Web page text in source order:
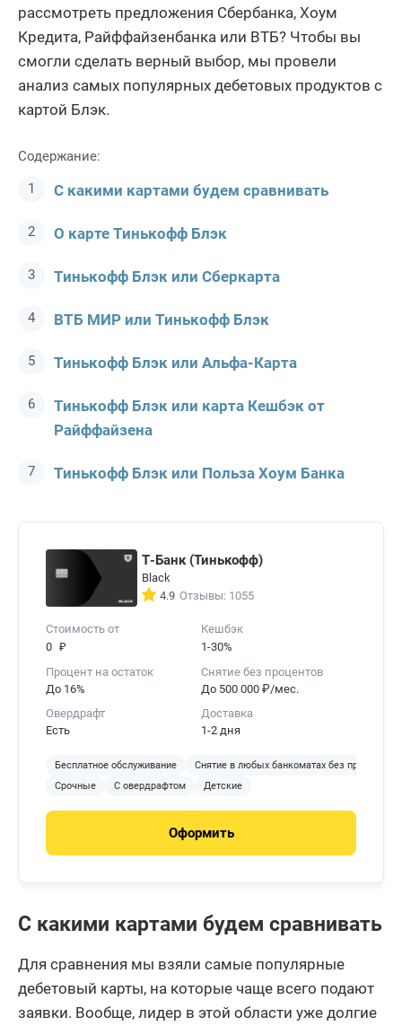
рассмотреть предложения Сбербанка, Хоум
Кредита, Райффайзенбанка или ВТБ? Чтобы вы
смогли сделать верный выбор, мы провели
анализ самых популярных дебетовых продуктов с
картой Блэк.
Содержание:
С какими картами будем сравнивать
О карте Тинькофф Блэк
Тинькофф Блэк или Сберкарта
ВТБ МИР или Тинькофф Блэк
Тинькофф Блэк или Альфа-Карта
Тинькофф Блэк или карта Кешбэк от
Райффайзена
Тинькофф Блэк или Польза Хоум Банка
Т-Банк (Тинькофф)
Black
4.9 Отзывы: 1055
Стоимость от
0 ₽
Кешбэк
1-30%
Процент на остаток
До 16%
Снятие без процентов
До 500 000 ₽/мес.
Овердрафт
Есть
Доставка
1-2 дня
Бесплатное обслуживание
Снятие в любых банкоматах без процентов
Срочные
С овердрафтом Детские
Оформить
С какими картами будем сравнивать
Для сравнения мы взяли самые популярные
дебетовый карты, на которые чаще всего подают
заявки. Вообще, лидер в этой области уже долгие